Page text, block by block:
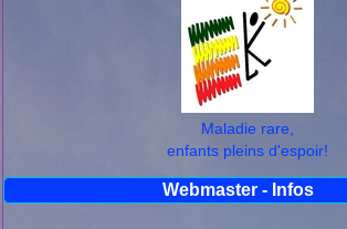
Maladie rare,
enfants pleins d'espoir!
Webmaster - Infos